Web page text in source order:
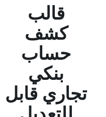
قالب
كشف
حساب
بنكي
تجاري قابل